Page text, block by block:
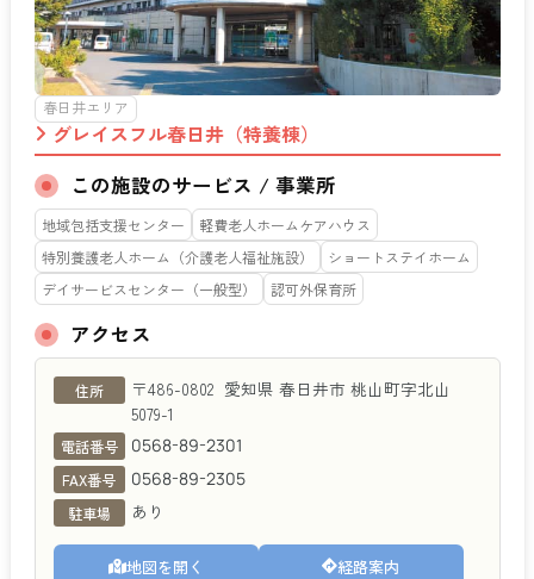
グレイスフル春日井（特養棟）
春日井エリア
この施設のサービス / 事業所
地域包括支援センター
軽費老人ホームケアハウス
特別養護老人ホーム（介護老人福祉施設）
ショートステイホーム
デイサービスセンター（一般型）
認可外保育所
アクセス
グレイスフル春日井（特養棟）
住所 〒486-0802 愛知県 春日井市 桃山町字北山
5079-1
電話番号 0568-89-2301
FAX番号 0568-89-2305
駐車場 あり
地図を開く 経路案内